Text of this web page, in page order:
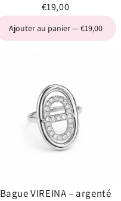
€19,00
Ajouter au panier — €19,00
Bague VIREINA – argenté